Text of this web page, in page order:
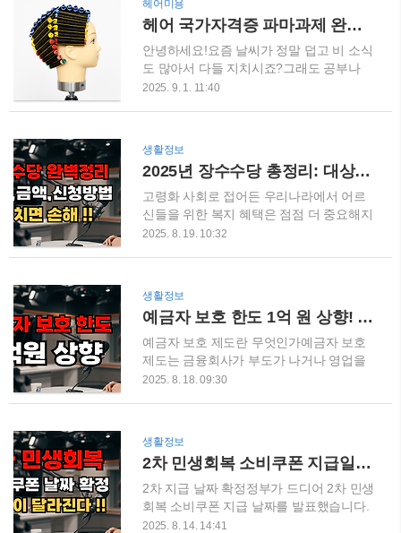
품 대신 이 팩으로 피부를 관리했던 이유,
이제 이해가 되시죠? 준비물은 단 3가지!
집에 다 있어요 계란 노른자 1개밀가루 1스
푼꿀 1스푼..
할 수 있습니다. 시험 기본 정보 헤어 컬러
링은 25분 안에 진행해야 합니다.시험 전
감독관이 주황, 초록, 보라 중 한 가지 색을
지정해 주고, 그 색을 정확히 배합해 염색
하는 게 핵심이에요. 준비물 체크리스트 생
샴푸·린스, 수건, 티슈, 드라이기, 핀셋 등이
필요해요.특히 헤어피스는 반드시 1개만
준비해야 하니 꼭 기억해 두세요! 컬러..
헤어미용
헤어 국가자격증 파마과제 완전정복! 9등분 & 혼합형 핵심 정리
안녕하세요!요즘 날씨가 정말 덥고 비 소식
도 많아서 다들 지치시죠?그래도 공부나
자격증 준비는 멈출 수 없잖아요. 오늘은
심만 잘 잡으면 의외로 수월하게 연습할 수
있습니다. 9등분 파마, 이렇게 준비하세요
국가자격증 실기시험 과제 중 하나가 바로
9등분 파마예요.말 그대로 머리를 9개 구역
으로 나누어 정확하게 와인딩 하는 방식이
분, 절대 시간 안배를 놓치면 안 돼요!준비
물은 롯드, 꼬리빗, 고무줄, 펌지, 분무기,
마네킹 헤드 등이 필수이고, 시험 전..
2025. 9. 1. 11:40
생활정보
2025년 장수수당 총정리: 대상·지원금·신청방법까지 한 번에
고령화 사회로 접어든 우리나라에서 어르
신들을 위한 복지 혜택은 점점 더 중요해지
고 있습니다. 그중 많은 분들이 관심 갖는
정리해 드리겠습니다. 장수수당이란?
2025년 장수수당 총정리: 대상·지원금·신
청방법까지 한 번에 장수수당은 각 지방자
치단체에서 장수 어르신들의 노후 생활 안
정을 돕고 경로효친 문화를 확산하기 위해
요.보통 만 80세 이상 어르신을 대상으로
매월 일정 금액을 지급합니다. 2025년 지
자체별 장수수당 지급표 지자체 지원대상
지급금액 지..
2025. 8. 19. 10:32
생활정보
예금자 보호 한도 1억 원 상향! 내 돈 안전하게 지키는 법
예금자 보호 제도란 무엇인가예금자 보호
제도는 금융회사가 부도가 나거나 영업을
중단했을 때, 예금자들의 돈을 일정 한도까
다. 이는 개인뿐 아니라 중소기업 예금자들
의 안전망을 강화하는 중요한 변화입니다.
한도 상향의 이유와 배경예금자 보호 한도
1억 원 상향! 내 돈 안전하게 지키는 법 최
근 금리 인상과 경기 변동성으로 인해 금융
2025. 8. 18. 09:30
생활정보
2차 민생회복 소비쿠폰 지급일 확정! 기준 변경과 신청 방법 총정리
2차 지급 날짜 확정정부가 드디어 2차 민생
회복 소비쿠폰 지급 날짜를 발표했습니다.
이번 지급은 기존 1차 지원에 이어 국민들
2025. 8. 14. 14:41